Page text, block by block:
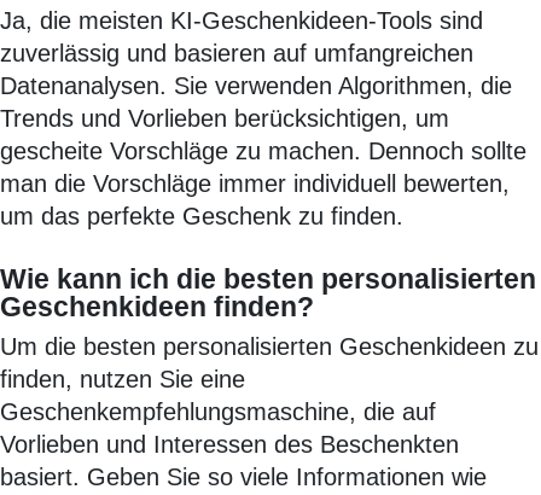
Ja, die meisten KI-Geschenkideen-Tools sind
zuverlässig und basieren auf umfangreichen
Datenanalysen. Sie verwenden Algorithmen, die
Trends und Vorlieben berücksichtigen, um
gescheite Vorschläge zu machen. Dennoch sollte
man die Vorschläge immer individuell bewerten,
um das perfekte Geschenk zu finden.
Wie kann ich die besten personalisierten
Geschenkideen finden?
Um die besten personalisierten Geschenkideen zu
finden, nutzen Sie eine
Geschenkempfehlungsmaschine, die auf
Vorlieben und Interessen des Beschenkten
basiert. Geben Sie so viele Informationen wie